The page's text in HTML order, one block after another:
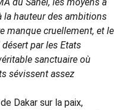
la hauteur des ambitions
manque cruellement, et le
par les Etats
sanctuaire où
sévissent assez
Dakar sur la paix,